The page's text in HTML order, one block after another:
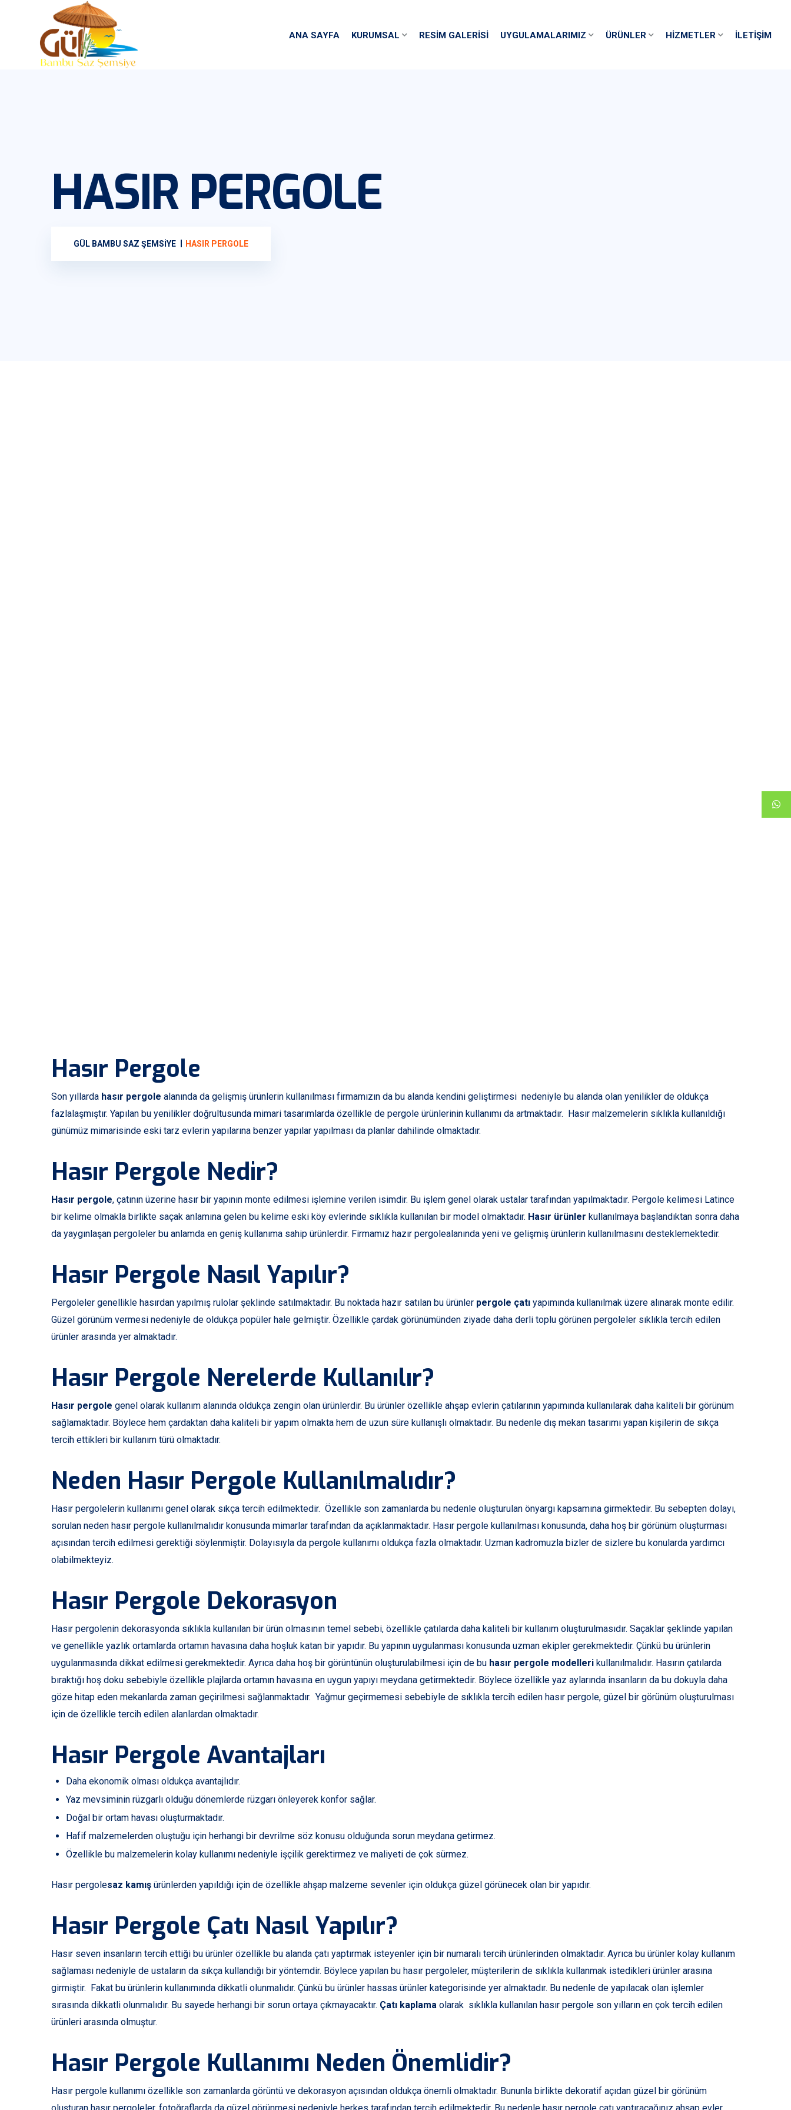
ANA SAYFA KURUMSAL RESIM GALERISI UYGULAMALARIMIZ ÜRÜNLER HIZMETLER İLETIŞIM
HASIR PERGOLE
GÜL BAMBU SAZ ŞEMSIYE HASIR PERGOLE
Hasır Pergole
Son yıllarda hasır pergole alanında da gelişmiş ürünlerin kullanılması firmamızın da bu alanda kendini geliştirmesi nedeniyle bu alanda olan yenilikler de oldukça
fazlalaşmıştır. Yapılan bu yenilikler doğrultusunda mimari tasarımlarda özellikle de pergole ürünlerinin kullanımı da artmaktadır. Hasır malzemelerin sıklıkla kullanıldığı
günümüz mimarisinde eski tarz evlerin yapılarına benzer yapılar yapılması da planlar dahilinde olmaktadır.
Hasır Pergole Nedir?
Hasır pergole, çatının üzerine hasır bir yapının monte edilmesi işlemine verilen isimdir. Bu işlem genel olarak ustalar tarafından yapılmaktadır. Pergole kelimesi Latince
bir kelime olmakla birlikte saçak anlamına gelen bu kelime eski köy evlerinde sıklıkla kullanılan bir model olmaktadır. Hasır ürünler kullanılmaya başlandıktan sonra daha
da yaygınlaşan pergoleler bu anlamda en geniş kullanıma sahip ürünlerdir. Firmamız hazır pergolealanında yeni ve gelişmiş ürünlerin kullanılmasını desteklemektedir.
Hasır Pergole Nasıl Yapılır?
Pergoleler genellikle hasırdan yapılmış rulolar şeklinde satılmaktadır. Bu noktada hazır satılan bu ürünler pergole çatı yapımında kullanılmak üzere alınarak monte edilir.
Güzel görünüm vermesi nedeniyle de oldukça popüler hale gelmiştir. Özellikle çardak görünümünden ziyade daha derli toplu görünen pergoleler sıklıkla tercih edilen
ürünler arasında yer almaktadır.
Hasır Pergole Nerelerde Kullanılır?
Hasır pergole genel olarak kullanım alanında oldukça zengin olan ürünlerdir. Bu ürünler özellikle ahşap evlerin çatılarının yapımında kullanılarak daha kaliteli bir görünüm
sağlamaktadır. Böylece hem çardaktan daha kaliteli bir yapım olmakta hem de uzun süre kullanışlı olmaktadır. Bu nedenle dış mekan tasarımı yapan kişilerin de sıkça
tercih ettikleri bir kullanım türü olmaktadır.
Neden Hasır Pergole Kullanılmalıdır?
Hasır pergolelerin kullanımı genel olarak sıkça tercih edilmektedir. Özellikle son zamanlarda bu nedenle oluşturulan önyargı kapsamına girmektedir. Bu sebepten dolayı,
sorulan neden hasır pergole kullanılmalıdır konusunda mimarlar tarafından da açıklanmaktadır. Hasır pergole kullanılması konusunda, daha hoş bir görünüm oluşturması
açısından tercih edilmesi gerektiği söylenmiştir. Dolayısıyla da pergole kullanımı oldukça fazla olmaktadır. Uzman kadromuzla bizler de sizlere bu konularda yardımcı
olabilmekteyiz.
Hasır Pergole Dekorasyon
Hasır pergolenin dekorasyonda sıklıkla kullanılan bir ürün olmasının temel sebebi, özellikle çatılarda daha kaliteli bir kullanım oluşturulmasıdır. Saçaklar şeklinde yapılan
ve genellikle yazlık ortamlarda ortamın havasına daha hoşluk katan bir yapıdır. Bu yapının uygulanması konusunda uzman ekipler gerekmektedir. Çünkü bu ürünlerin
uygulanmasında dikkat edilmesi gerekmektedir. Ayrıca daha hoş bir görüntünün oluşturulabilmesi için de bu hasır pergole modelleri kullanılmalıdır. Hasırın çatılarda
bıraktığı hoş doku sebebiyle özellikle plajlarda ortamın havasına en uygun yapıyı meydana getirmektedir. Böylece özellikle yaz aylarında insanların da bu dokuyla daha
göze hitap eden mekanlarda zaman geçirilmesi sağlanmaktadır. Yağmur geçirmemesi sebebiyle de sıklıkla tercih edilen hasır pergole, güzel bir görünüm oluşturulması
için de özellikle tercih edilen alanlardan olmaktadır.
Hasır Pergole Avantajları
Daha ekonomik olması oldukça avantajlıdır.
Yaz mevsiminin rüzgarlı olduğu dönemlerde rüzgarı önleyerek konfor sağlar.
Doğal bir ortam havası oluşturmaktadır.
Hafif malzemelerden oluştuğu için herhangi bir devrilme söz konusu olduğunda sorun meydana getirmez.
Özellikle bu malzemelerin kolay kullanımı nedeniyle işçilik gerektirmez ve maliyeti de çok sürmez.
Hasır pergolesaz kamış ürünlerden yapıldığı için de özellikle ahşap malzeme sevenler için oldukça güzel görünecek olan bir yapıdır.
Hasır Pergole Çatı Nasıl Yapılır?
Hasır seven insanların tercih ettiği bu ürünler özellikle bu alanda çatı yaptırmak isteyenler için bir numaralı tercih ürünlerinden olmaktadır. Ayrıca bu ürünler kolay kullanım
sağlaması nedeniyle de ustaların da sıkça kullandığı bir yöntemdir. Böylece yapılan bu hasır pergoleler, müşterilerin de sıklıkla kullanmak istedikleri ürünler arasına
girmiştir. Fakat bu ürünlerin kullanımında dikkatli olunmalıdır. Çünkü bu ürünler hassas ürünler kategorisinde yer almaktadır. Bu nedenle de yapılacak olan işlemler
sırasında dikkatli olunmalıdır. Bu sayede herhangi bir sorun ortaya çıkmayacaktır. Çatı kaplama olarak sıklıkla kullanılan hasır pergole son yılların en çok tercih edilen
ürünleri arasında olmuştur.
Hasır Pergole Kullanımı Neden Önemlidir?
Hasır pergole kullanımı özellikle son zamanlarda görüntü ve dekorasyon açısından oldukça önemli olmaktadır. Bununla birlikte dekoratif açıdan güzel bir görünüm